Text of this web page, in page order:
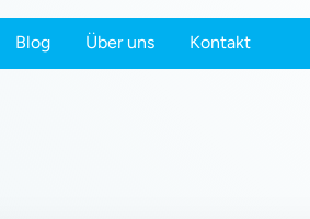
Blog Über uns Kontakt